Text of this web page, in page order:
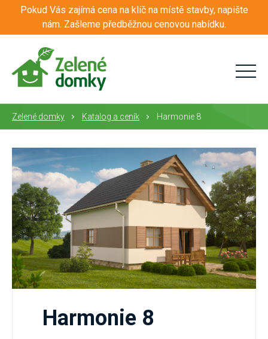
Pokud Vás zajímá cena na klíč na místě stavby, napište
nám. Zašleme předběžnou cenovou nabídku.
Zelené domky Katalog a ceník Harmonie 8
Harmonie 8